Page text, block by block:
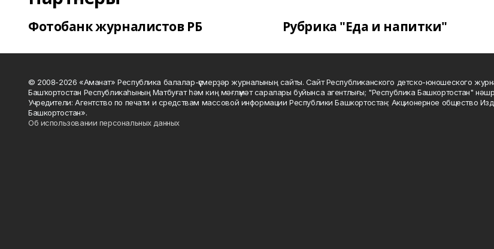
Фотобанк журналистов РБ Рубрика "Еда и напитки"
© 2008-2026 «Аманат» Республика балалар-үҫмерҙәр журналының сайты. Сайт Республиканского детско-юношеского
Башҡортостан Республикаһының Матбуғат һәм киң мәғлүмәт саралары буйынса агентлығы; "Республика Башкортостан"
Учредители: Агентство по печати и средствам массовой информации Республики Башкортостан; Акционерное общество
Башкортостан».
Об использовании персональных данных